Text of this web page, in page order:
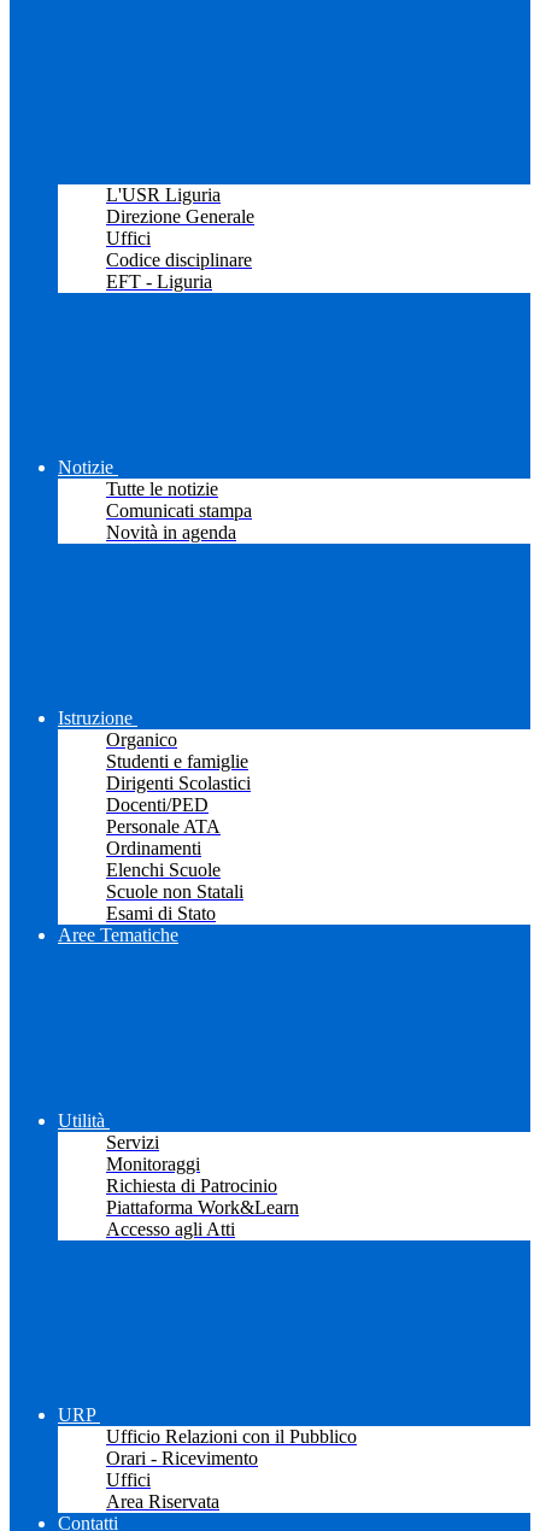
L'USR Liguria
Direzione Generale
Uffici
Codice disciplinare
EFT - Liguria
Notizie
Tutte le notizie
Comunicati stampa
Novità in agenda
Istruzione
Organico
Studenti e famiglie
Dirigenti Scolastici
Docenti/PED
Personale ATA
Ordinamenti
Elenchi Scuole
Scuole non Statali
Esami di Stato
Aree Tematiche
Utilità
Servizi
Monitoraggi
Richiesta di Patrocinio
Piattaforma Work&Learn
Accesso agli Atti
URP
Ufficio Relazioni con il Pubblico
Orari - Ricevimento
Uffici
Area Riservata
Contatti